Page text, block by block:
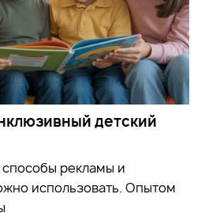
детский
способы рекламы и
использовать. Опытом